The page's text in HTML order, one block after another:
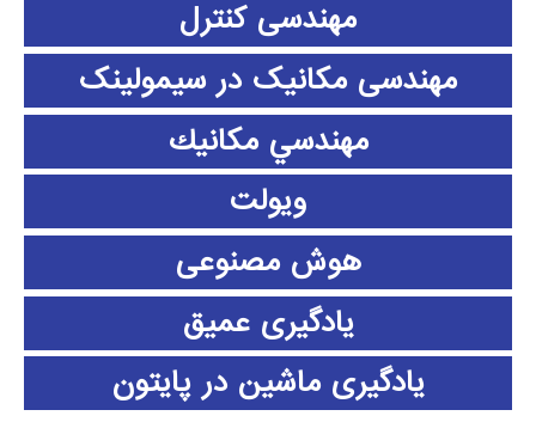
مهندسی کنترل
مهندسی مکانیک در سیمولینک
مهندسي مكانيك
ویولت
هوش مصنوعی
یادگیری عمیق
یادگیری ماشین در پایتون